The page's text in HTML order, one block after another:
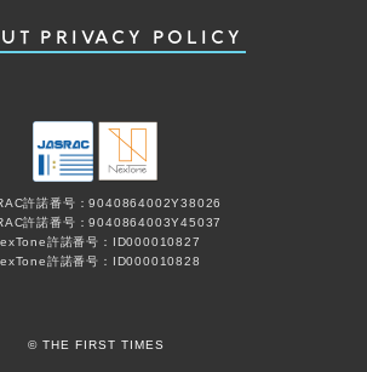
PRIVACY POLICY
許諾番号：9040864002Y38026
許諾番号：9040864003Y45037
許諾番号：ID000010827
許諾番号：ID000010828
© THE FIRST TIMES